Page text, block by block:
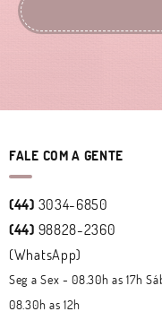
FALE COM A GENTE
(44) 3034-6850
(44) 98828-2360
(WhatsApp)
Seg a Sex - 08.30h as 17h
08.30h as 12h